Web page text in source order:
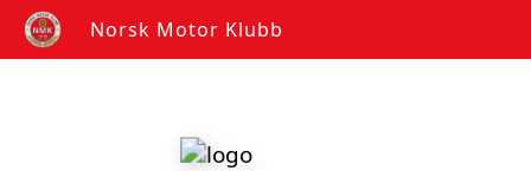
Norsk Motor Klubb